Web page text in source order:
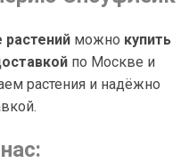
растений можно купить
по Москве и
растения и надёжно